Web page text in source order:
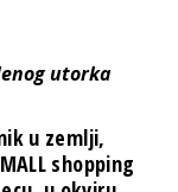
utorka
u zemlji,
shopping